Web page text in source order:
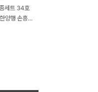
세트 34호
양행 손흥
롤온연